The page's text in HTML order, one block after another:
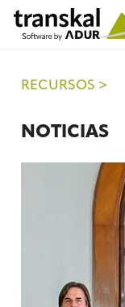
RECURSOS >
NOTICIAS